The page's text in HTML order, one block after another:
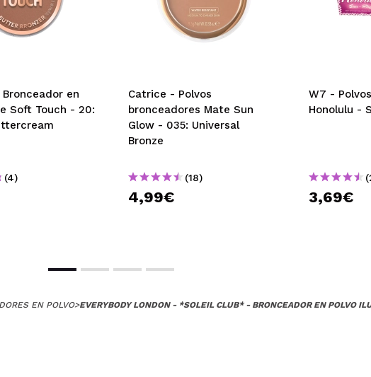
en
Soft Touch - 20:
(4)
Catrice - Polvos
bronceadores Mate Sun
Glow - 035: Universal
Bronze
(18)
4,99€
W7 -
Honolulu -
3,69€
EN POLVO>EVERYBODY LONDON - *SOLEIL CLUB* - BRONCEADOR EN POLVO